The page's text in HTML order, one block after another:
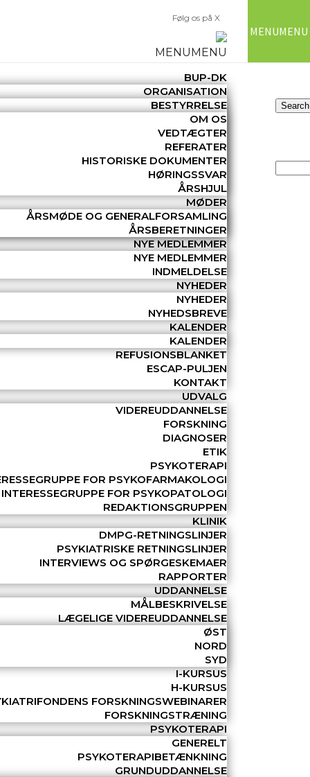
Følg os på X
MENUMENU
BUP-DK
ORGANISATION
BESTYRRELSE
OM OS
VEDTÆGTER
REFERATER
HISTORISKE DOKUMENTER
HØRINGSSVAR
ÅRSHJUL
MØDER
ÅRSMØDE OG GENERALFORSAMLING
ÅRSBERETNINGER
NYE MEDLEMMER
NYE MEDLEMMER
INDMELDELSE
NYHEDER
NYHEDER
NYHEDSBREVE
KALENDER
KALENDER
REFUSIONSBLANKET
ESCAP-PULJEN
KONTAKT
UDVALG
VIDEREUDDANNELSE
FORSKNING
DIAGNOSER
ETIK
PSYKOTERAPI
FOR PSYKOFARMAKOLOGI
INTERESSEGRUPPE FOR PSYKOPATOLOGI
REDAKTIONSGRUPPEN
KLINIK
DMPG-RETNINGSLINJER
PSYKIATRISKE RETNINGSLINJER
INTERVIEWS OG SPØRGESKEMAER
RAPPORTER
UDDANNELSE
MÅLBESKRIVELSE
LÆGELIGE VIDEREUDDANNELSE
ØST
NORD
SYD
I-KURSUS
H-KURSUS
FORSKNINGSWEBINARER
FORSKNINGSTRÆNING
PSYKOTERAPI
GENERELT
PSYKOTERAPIBETÆNKNING
GRUNDUDDANNELSE
MENUMENU